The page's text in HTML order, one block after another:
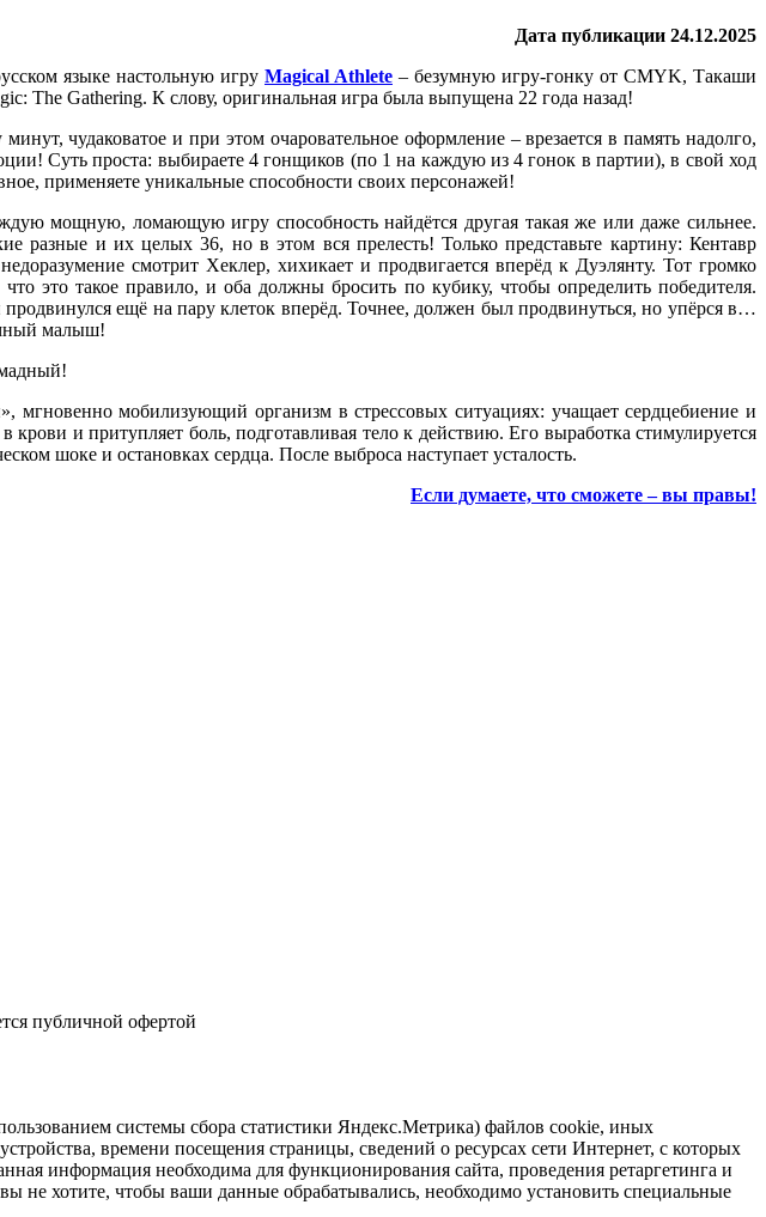
Дата публикации 24.12.2025
языке настольную игру Magical Athlete – безумную игру-гонку от CMYK, Такаши
The Gathering. К слову, оригинальная игра была выпущена 22 года назад!
чудаковатое и при этом очаровательное оформление – врезается в память надолго,
Суть проста: выбираете 4 гонщиков (по 1 на каждую из 4 гонок в партии), в свой ход
применяете уникальные способности своих персонажей!
мощную, ломающую игру способность найдётся другая такая же или даже сильнее.
разные и их целых 36, но в этом вся прелесть! Только представьте картину: Кентавр
смотрит Хеклер, хихикает и продвигается вперёд к Дуэлянту. Тот громко
это такое правило, и оба должны бросить по кубику, чтобы определить победителя.
ещё на пару клеток вперёд. Точнее, должен был продвинуться, но упёрся в…
малыш!
мобилизующий организм в стрессовых ситуациях: учащает сердцебиение и
и притупляет боль, подготавливая тело к действию. Его выработка стимулируется
шоке и остановках сердца. После выброса наступает усталость.
Если думаете, что сможете– вы правы!
публичной офертой
системы сбора статистики Яндекс.Метрика) файлов cookie, иных
времени посещения страницы, сведений о ресурсах сети Интернет, с которых
информация необходима для функционирования сайта, проведения ретаргетинга и
не хотите, чтобы ваши данные обрабатывались, необходимо установить специальные